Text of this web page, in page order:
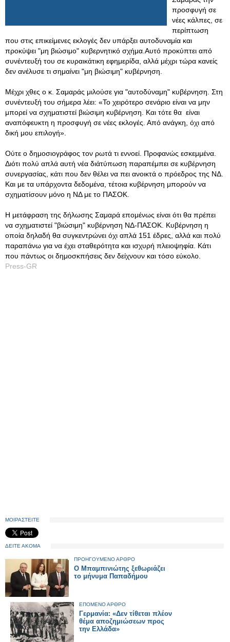
προσφυγή σε
νέες κάλπες, σε
περίπτωση
που στις επικείμενες εκλογές δεν υπάρξει αυτοδυναμία και
προκύψει "μη βιώσιμο" κυβερνητικό σχήμα.Αυτό προκύπτει από
συνέντευξή του σε κυραικάτικη εφημερίδα, αλλά μέχρι τώρα κανείς
δεν ανέλυσε τι σημαίνει "μη βιώσιμη" κυβέρνηση.
Μέχρι χθες ο κ. Σαμαράς μιλούσε για "αυτοδύναμη" κυβέρνηση. Στη
συνέντευξή του σήμερα λέει: «Το χειρότερο σενάριο είναι να μην
μπορεί να σχηματιστεί βιώσιμη κυβέρνηση. Και τότε θα είναι
αναπόφευκτη η προσφυγή σε νέες εκλογές. Από ανάγκη, όχι από
δική μου επιλογή».
Ούτε ο δημοσιογράφος τον ρωτά τι εννοεί. Προφανώς εσκεμμένα.
Διότι πολύ απλά αυτή νέα διάτύπωση παραπέμπει σε κυβέρνηση
συνεργασίας, κάτι που δεν θέλει να πει ανοικτά ο πρόεδρος της ΝΔ.
Και με τα υπάρχοντα δεδομένα, τέτοια κυβέρνηση μπορούν να
σχηματίσουν μόνο η ΝΔ με το ΠΑΣΟΚ.
Η μετάφραση της δήλωσης Σαμαρά επομένως είναι ότι θα πρέπει
να σχηματιστεί "βιώσιμη" κυβέρνηση ΝΔ-ΠΑΣΟΚ. Κυβέρνηση η
οποία δηλαδή θα συγκεντρώνει όχι απλά 151 έδρες, αλλά και πολύ
παραπάνω για να έχει σταθερότητα και ισχυρή πλειοψηφία. Κάτι
που πάντως οι δημοσκπήσεις δεν δείχνουν και τόσο εύκολο.
Press-GR
ΜΟΙΡΑΣΤΕΙΤΕ
ΔΕΙΤΕ ΑΚΟΜΑ
ΠΡΟΗΓΟΥΜΕΝΟ ΑΡΘΡΟ
Ο Μπαμπινιώτης ξεθωριάζει
το μήνυμα Παπαδήμου
ΕΠΟΜΕΝΟ ΑΡΘΡΟ
Γερμανία: «Δεν τίθεται πλέον
θέμα αποζημιώσεων προς
την Ελλάδα»